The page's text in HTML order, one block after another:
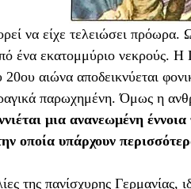
να είχε τελειώσει πρόωρα.
ένα εκατομμύριο νεκρούς.
20ου αιώνα αποδεικνύεται
παρωχημένη. Όμως η
μια ανανεωμένη
οποία υπάρχουν
της πανίσχυρης Γερμανίας,